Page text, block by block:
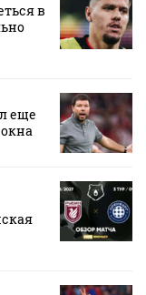
в
еще